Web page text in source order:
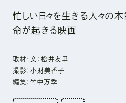
忙しい日々を生きる人々の
命が起きる映画
取材・文：松井友里
撮影：小財美香子
編集：竹中万季